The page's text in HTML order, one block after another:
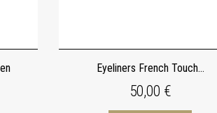
Eyeliners French Touch...
50,00 €